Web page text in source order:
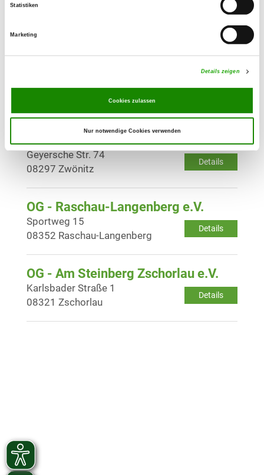
Statistiken
Marketing
Details zeigen
Cookies zulassen
Nur notwendige Cookies verwenden
Details
Plauer Straße
Erdmannsdorf
Friedensschachtstr. 16
OG - Zwönitz
Details
Geyersche Str. 74
08297 Zwönitz
OG - Raschau-Langenberg e.V.
Details
Sportweg 15
08352 Raschau-Langenberg
OG - Am Steinberg Zschorlau e.V.
Details
Karlsbader Straße 1
08321 Zschorlau